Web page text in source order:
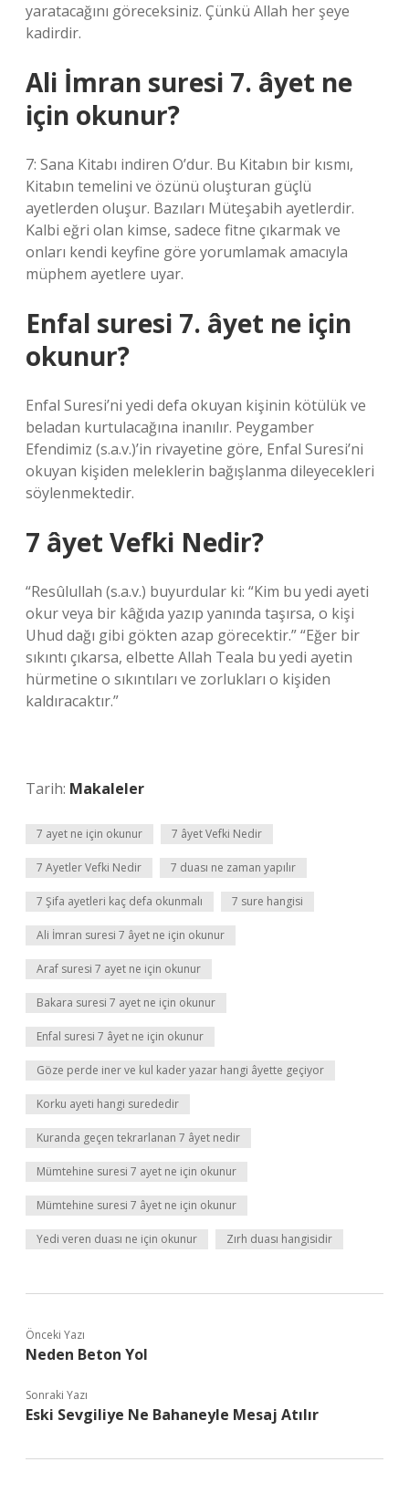
yaratacağını göreceksiniz. Çünkü Allah her şeye
kadirdir.
Ali İmran suresi 7. âyet ne
için okunur?
7: Sana Kitabı indiren O’dur. Bu Kitabın bir kısmı,
Kitabın temelini ve özünü oluşturan güçlü
ayetlerden oluşur. Bazıları Müteşabih ayetlerdir.
Kalbi eğri olan kimse, sadece fitne çıkarmak ve
onları kendi keyfine göre yorumlamak amacıyla
müphem ayetlere uyar.
Enfal suresi 7. âyet ne için
okunur?
Enfal Suresi’ni yedi defa okuyan kişinin kötülük ve
beladan kurtulacağına inanılır. Peygamber
Efendimiz (s.a.v.)’in rivayetine göre, Enfal Suresi’ni
okuyan kişiden meleklerin bağışlanma dileyecekleri
söylenmektedir.
7 âyet Vefki Nedir?
“Resûlullah (s.a.v.) buyurdular ki: “Kim bu yedi ayeti
okur veya bir kâğıda yazıp yanında taşırsa, o kişi
Uhud dağı gibi gökten azap görecektir.” “Eğer bir
sıkıntı çıkarsa, elbette Allah Teala bu yedi ayetin
hürmetine o sıkıntıları ve zorlukları o kişiden
kaldıracaktır.”
Tarih: Makaleler
7 ayet ne için okunur 7 âyet Vefki Nedir
7 Ayetler Vefki Nedir 7 duası ne zaman yapılır
7 Şifa ayetleri kaç defa okunmalı 7 sure hangisi
Ali İmran suresi 7 âyet ne için okunur
Araf suresi 7 ayet ne için okunur
Bakara suresi 7 ayet ne için okunur
Enfal suresi 7 âyet ne için okunur
Göze perde iner ve kul kader yazar hangi âyette geçiyor
Korku ayeti hangi surededir
Kuranda geçen tekrarlanan 7 âyet nedir
Mümtehine suresi 7 ayet ne için okunur
Mümtehine suresi 7 âyet ne için okunur
Yedi veren duası ne için okunur Zırh duası hangisidir
Önceki Yazı
Neden Beton Yol
Sonraki Yazı
Eski Sevgiliye Ne Bahaneyle Mesaj Atılır